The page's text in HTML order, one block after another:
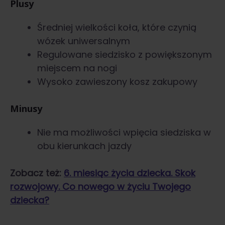
Plusy
Średniej wielkości koła, które czynią
wózek uniwersalnym
Regulowane siedzisko z powiększonym
miejscem na nogi
Wysoko zawieszony kosz zakupowy
Minusy
Nie ma możliwości wpięcia siedziska w
obu kierunkach jazdy
Zobacz też: 6. miesiąc życia dziecka. Skok
rozwojowy. Co nowego w życiu Twojego
dziecka?